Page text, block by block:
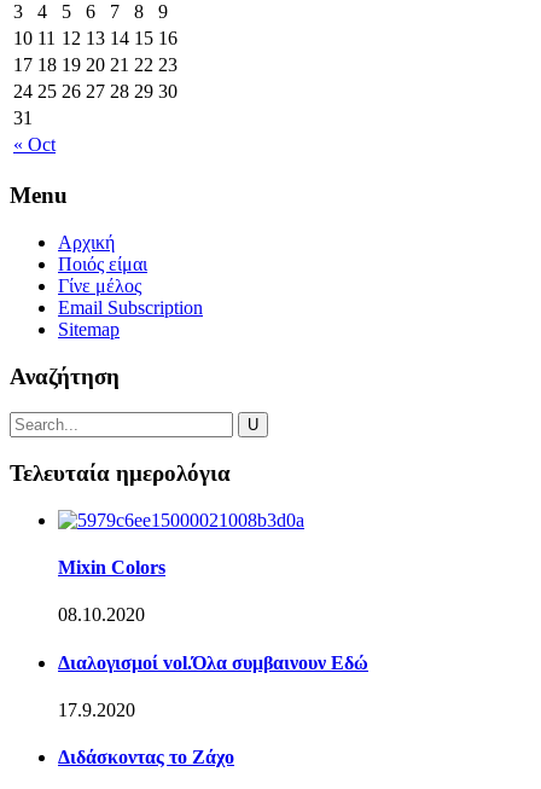
« Oct
3
4 5 6 7 8
9
10 11 12 13 14 15 16
17 18 19 20 21 22 23
24 25 26 27 28 29 30
31
Menu
Αρχική
Ποιός είμαι
Γίνε μέλος
Email Subscription
Sitemap
Αναζήτηση
Τελευταία ημερολόγια
Mixin Colors
08.10.2020
Διαλογισμοί vol.Όλα συμβαινουν Εδώ
17.9.2020
Διδάσκοντας το Ζάχο